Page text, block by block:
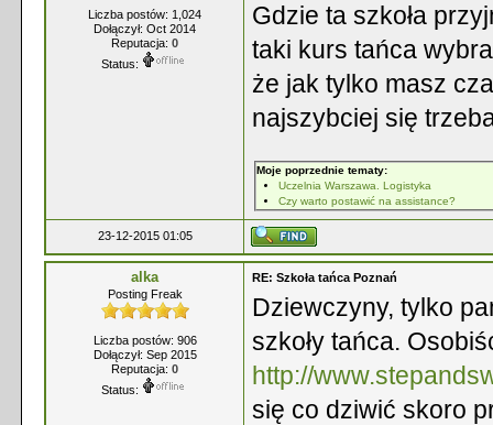
Liczba postów: 1,024
Dołączył: Oct 2014
Reputacja: 0
Status:
Gdzie ta szkoła
taki kurs tańca
że jak tylko masz
najszybciej się
Moje poprzednie tematy:
Uczelnia Warszawa. Logistyka
Czy warto postawić na assistance?
23-12-2015 01:05
alka
Posting Freak
Liczba postów: 906
Dołączył: Sep 2015
Reputacja: 0
Status:
RE: Szkoła tańca Poznań
Dziewczyny, tylko
szkoły tańca.
http://
się co dziwić skoro